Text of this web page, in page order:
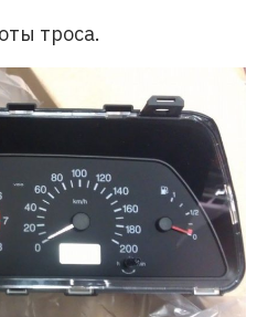
троса.